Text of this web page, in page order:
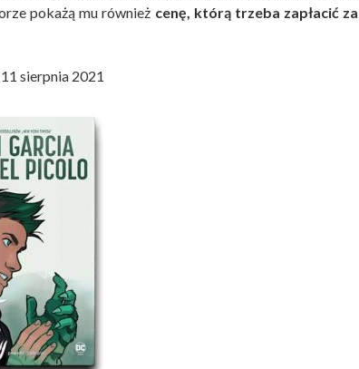
pokażą mu również cenę, którą trzeba zapłacić za
11 sierpnia 2021